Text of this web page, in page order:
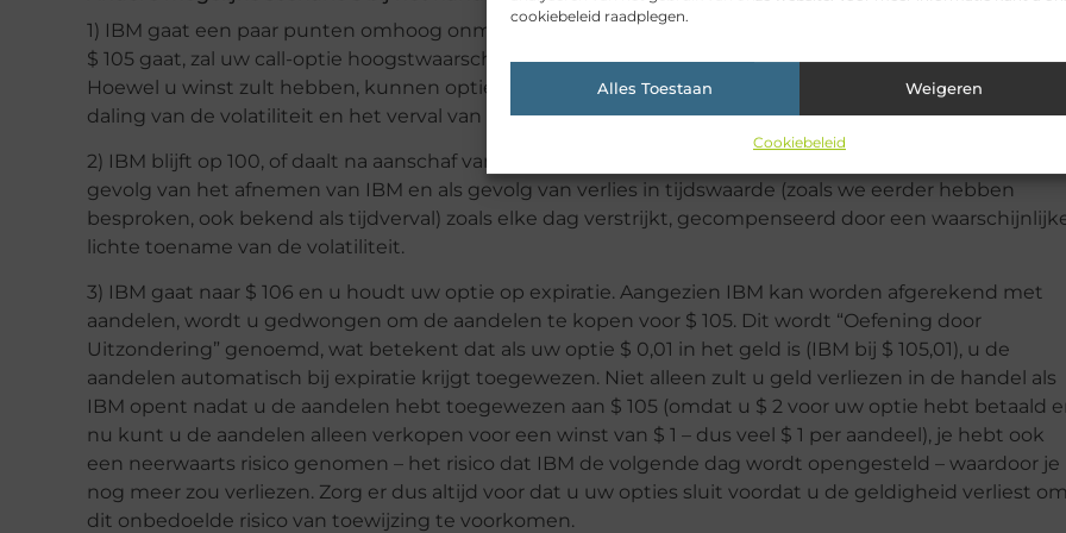
cookiebeleid raadplegen.
Alles Toestaan Weigeren
Cookiebeleid
1) IBM gaat een paar punten omhoog onmiddellijk nadat u het hebt gekocht. Dus zelfs als het niet naar
$ 105 gaat, zal uw call-optie hoogstwaarschijnlijk in waarde stijgen waardoor u met winst kunt afsluiten.
Hoewel u winst zult hebben, kunnen optieprijzen op uw verkoop enigszins worden beïnvloed door een
daling van de volatiliteit en het verval van de tijd.
2) IBM blijft op 100, of daalt na aanschaf van uw call-optie. Uw optie zal beginnen waarde te verliezen als
gevolg van het afnemen van IBM en als gevolg van verlies in tijdswaarde (zoals we eerder hebben
besproken, ook bekend als tijdverval) zoals elke dag verstrijkt, gecompenseerd door een
lichte toename van de volatiliteit.
3) IBM gaat naar $ 106 en u houdt uw optie op expiratie. Aangezien IBM kan worden afgerekend met
aandelen, wordt u gedwongen om de aandelen te kopen voor $ 105. Dit wordt “Oefening door
Uitzondering” genoemd, wat betekent dat als uw optie $ 0,01 in het geld is (IBM bij $ 105,01), u de
aandelen automatisch bij expiratie krijgt toegewezen. Niet alleen zult u geld verliezen in de handel als
IBM opent nadat u de aandelen hebt toegewezen aan $ 105 (omdat u $ 2 voor uw optie hebt betaald
nu kunt u de aandelen alleen verkopen voor een winst van $ 1 – dus veel $ 1 per aandeel), je hebt ook
een neerwaarts risico genomen – het risico dat IBM de volgende dag wordt opengesteld – waardoor je
nog meer zou verliezen. Zorg er dus altijd voor dat u uw opties sluit voordat u de geldigheid verliest om
dit onbedoelde risico van toewijzing te voorkomen.